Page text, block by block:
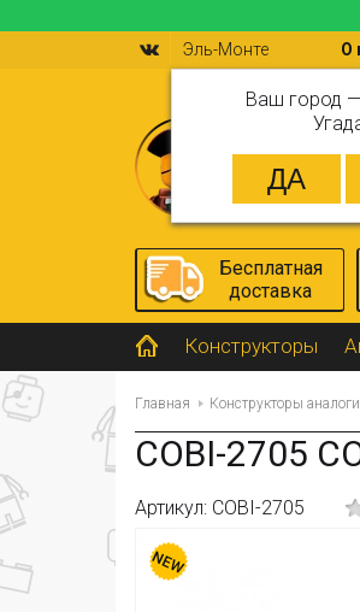
Эль-Монте
Ваш город —
О
Бесплатная
доставка
Конструкторы
Главная Конструкторы аналоги
COBI-2705
Артикул: COBI-2705